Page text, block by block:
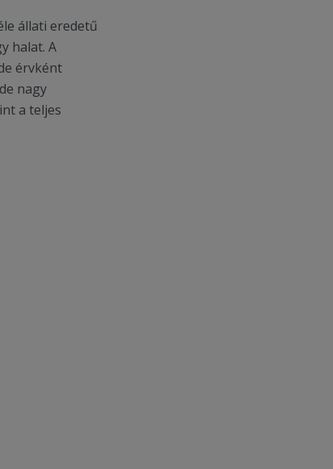
állati eredetű
halat. A
érvként
nagy
a teljes